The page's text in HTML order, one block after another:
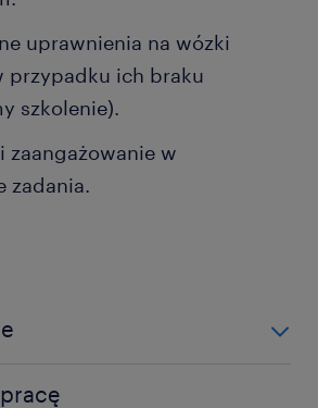
uprawnienia na wózki
przypadku ich braku
szkolenie).
zaangażowanie w
zadania.